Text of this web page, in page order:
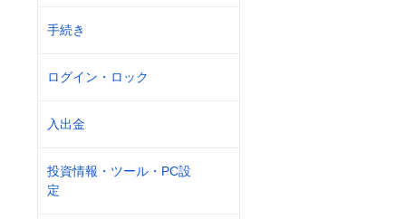
手続き
ログイン・ロック
入出金
投資情報・ツール・PC設
定